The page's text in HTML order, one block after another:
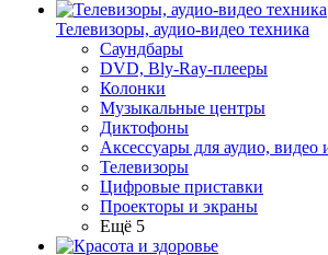
Телевизоры, аудио-видео техника
Саундбары
DVD, Bly-Ray-плееры
Колонки
Музыкальные центры
Диктофоны
Аксессуары для аудио, видео
Телевизоры
Цифровые приставки
Проекторы и экраны
Ещё 5